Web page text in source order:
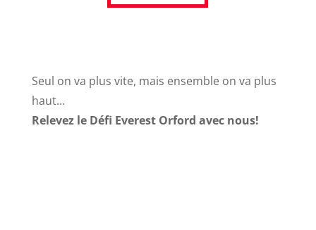
Seul on va plus vite, mais ensemble on va plus
haut…
Relevez le Défi Everest Orford avec nous!